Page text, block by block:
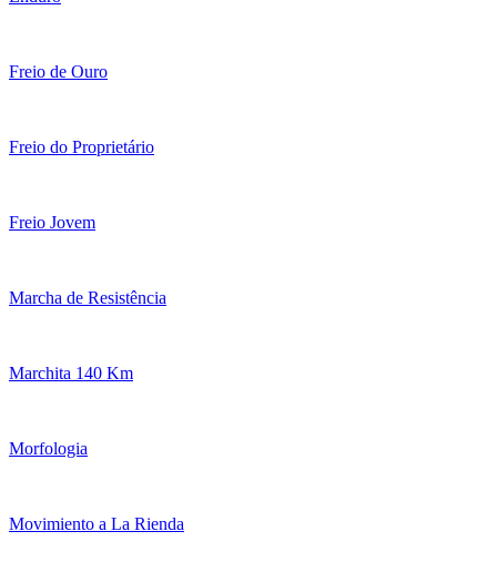
Freio de Ouro
Freio do Proprietário
Freio Jovem
Marcha de Resistência
Marchita 140 Km
Morfologia
Movimiento a La Rienda